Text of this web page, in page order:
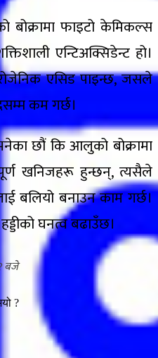
बोक्रामा फाइटो केमिकल्स
एन्टिअक्सिडेन्ट हो।
एसिड पाइन्छ, जसले
कम गर्छ।
छौं कि आलुको बोक्रामा
खनिजहरू हुन्छन्, त्यसैले
बलियो बनाउन काम गर्छ।
घनत्व बढाउँछ।
?